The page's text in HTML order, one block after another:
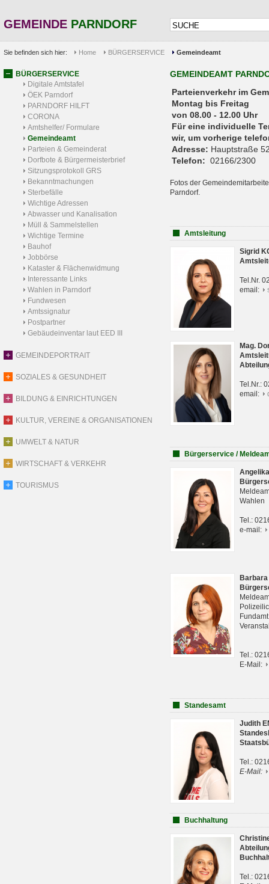
GEMEINDE PARNDORF
Sie befinden sich hier: Home BÜRGERSERVICE Gemeindeamt
BÜRGERSERVICE
Digitale Amtstafel
ÖEK Parndorf
PARNDORF HILFT
CORONA
Amtshelfer/ Formulare
Gemeindeamt
Parteien & Gemeinderat
Dorfbote & Bürgermeisterbrief
Sitzungsprotokoll GRS
Bekanntmachungen
Sterbefälle
Wichtige Adressen
Abwasser und Kanalisation
Müll & Sammelstellen
Wichtige Termine
Bauhof
Jobbörse
Kataster & Flächenwidmung
Interessante Links
Wahlen in Parndorf
Fundwesen
Amtssignatur
Postpartner
Gebäudeinventar laut EED III
GEMEINDEPORTRAIT
SOZIALES & GESUNDHEIT
BILDUNG & EINRICHTUNGEN
KULTUR, VEREINE & ORGANISATIONEN
UMWELT & NATUR
WIRTSCHAFT & VERKEHR
TOURISMUS
GEMEINDEAMT
Parteienverkehr
Montag bis Freitag
von 08.00 - 12.00 Uhr
Für eine individuelle
wir, um vorherige
Adresse: Hauptstraße
Telefon: 02166/2300
Fotos der
Parndorf.
Amtsleitung
Sigrid
Tel.Nr.
email:
Mag.
Tel.Nr.:
email:
Bürgerservice /
Wahlen
Tel.:
e-mail:
Tel.:
E-Mail:
Standesamt
Judith
Tel.:
E-Mail:
Buchhaltung
Tel.: